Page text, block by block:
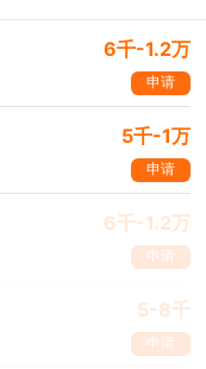
6千-1.2万
申请
5千-1万
申请
6千-1.2万
申请
5-8千
申请